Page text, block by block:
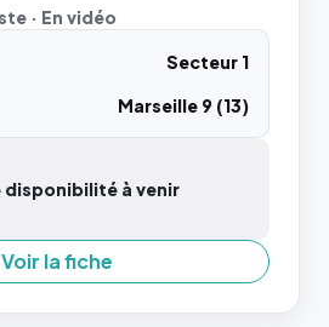
· En vidéo
Secteur 1
Marseille 9 (13)
disponibilité à venir
Voir la fiche